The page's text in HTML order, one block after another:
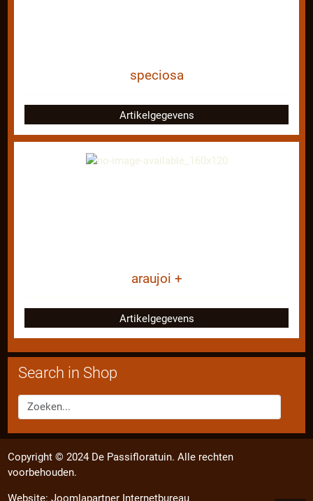
speciosa
Artikelgegevens
araujoi +
Artikelgegevens
Search in Shop
Copyright © 2024 De Passifloratuin. Alle rechten
voorbehouden.
Website:Joomlapartner Internetbureau